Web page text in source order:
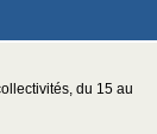
du 15 au